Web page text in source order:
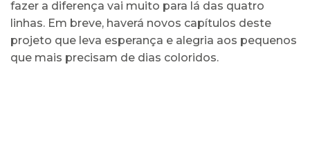
fazer a diferença vai muito para lá das quatro
linhas. Em breve, haverá novos capítulos deste
projeto que leva esperança e alegria aos pequenos
que mais precisam de dias coloridos.